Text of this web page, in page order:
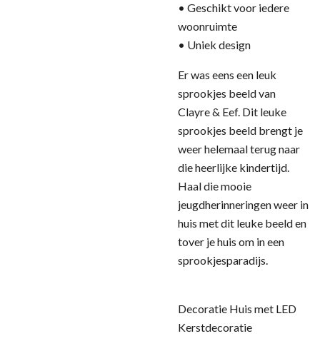
• Geschikt voor iedere
woonruimte
• Uniek design
Er was eens een leuk
sprookjes beeld van
Clayre & Eef. Dit leuke
sprookjes beeld brengt je
weer helemaal terug naar
die heerlijke kindertijd.
Haal die mooie
jeugdherinneringen weer in
huis met dit leuke beeld en
tover je huis om in een
sprookjesparadijs.
Decoratie Huis met LED
Kerstdecoratie